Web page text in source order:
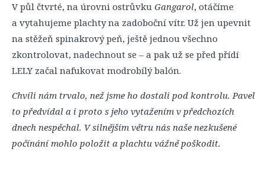
V půl čtvrté, na úrovni ostrůvku Gangarol, otáčíme
a vytahujeme plachty na zadoboční vítr. Už jen upevnit
na stěžeň spinakrový peň, ještě jednou všechno
zkontrolovat, nadechnout se – a pak už se před přídí
LELY začal nafukovat modrobílý balón.
Chvíli nám trvalo, než jsme ho dostali pod kontrolu. Pavel
to předvídal a i proto s jeho vytažením v předchozích
dnech nespěchal. V silnějším větru nás naše nezkušené
počínání mohlo položit a plachtu vážně poškodit.